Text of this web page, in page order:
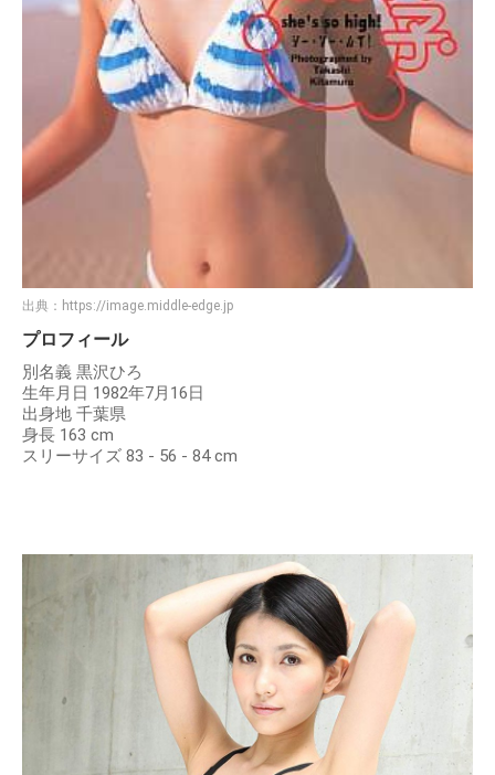
出典： https://image.middle-edge.jp
プロフィール
別名義 黒沢ひろ
生年月日 1982年7月16日
出身地 千葉県
身長 163 cm
スリーサイズ 83 - 56 - 84 cm